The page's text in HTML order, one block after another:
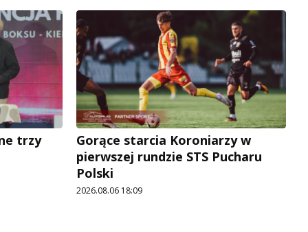
trzy
Gorące starcia Koroniarzy w
pierwszej rundzie STS Pucharu
Polski
2026.08.06 18:09